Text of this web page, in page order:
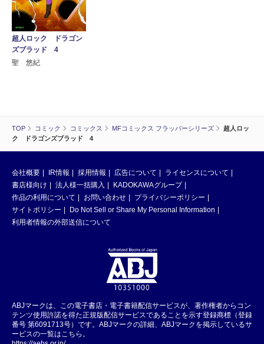
TOP コミック コミックス MFコミックス フラッパーシリーズ
超人ロッ
ク ドラゴンズブラッド 4
超人ロック ドラゴン
ズブラッド 4
聖 悠紀
会社概要 IR情報 採用情報 広告について
ライセンスについて
書店様向け
法人様一括購入
KADOKAWAグループ
作品の利用について
お問い合わせ
プライバシーポリシー
サイトポリシー
Do Not Sell or Share My Personal Information
利用者情報の外部送信について
ABJマークは、この電子書店・電子書籍配信サービスが、著作権者からコン
テンツ使用許諾を得た正規版配信サービスであることを示す登録商標（登録
番号 第6091713号）です。ABJマークの詳細、ABJマークを掲示しているサ
ービスの一覧はこちら。